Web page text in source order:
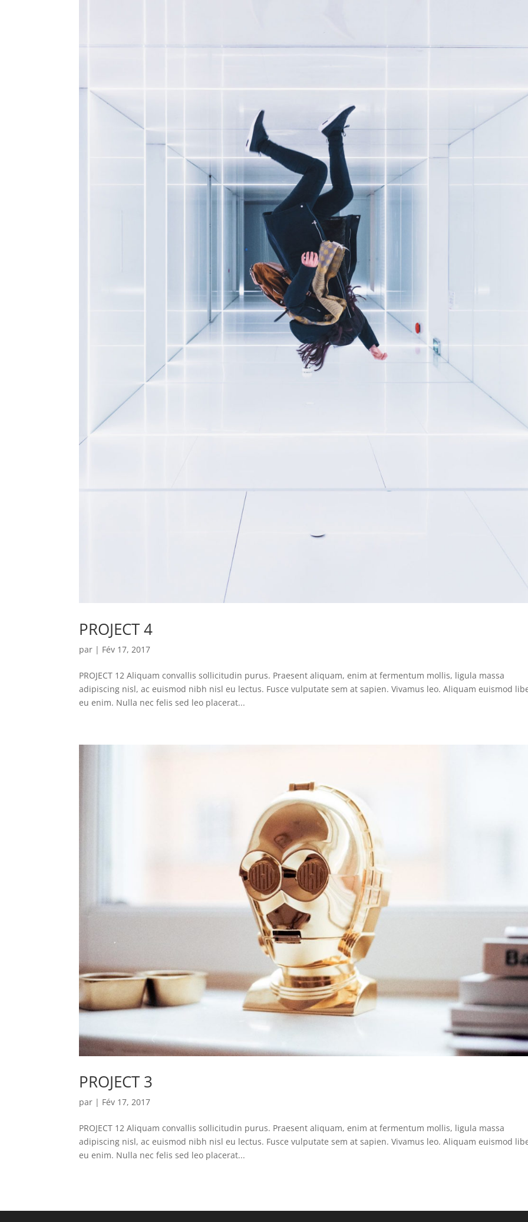
PROJECT 4
par | Fév 17, 2017
PROJECT 12 Aliquam convallis sollicitudin purus. Praesent aliquam, enim at fermentum mollis, ligula massa
adipiscing nisl, ac euismod nibh nisl eu lectus. Fusce vulputate sem at sapien. Vivamus leo. Aliquam euismod
eu enim. Nulla nec felis sed leo placerat...
PROJECT 3
par | Fév 17, 2017
PROJECT 12 Aliquam convallis sollicitudin purus. Praesent aliquam, enim at fermentum mollis, ligula massa
adipiscing nisl, ac euismod nibh nisl eu lectus. Fusce vulputate sem at sapien. Vivamus leo. Aliquam euismod
eu enim. Nulla nec felis sed leo placerat...